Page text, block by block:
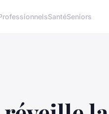
SantéSeniors